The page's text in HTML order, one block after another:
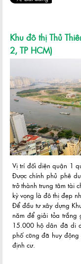
Khu đô thị Thủ
2, TP HCM)
Vị trí đối diện quận 1
Được chính phủ phê
trở thành trung tâm tài
kỳ vọng là đô thị đẹp
Để đầu tư xây dựng
năm để giải tỏa trắng
15.000 hộ dân đã di
phố cũng đã huy
định cư.